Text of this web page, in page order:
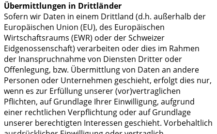
Übermittlungen in Drittländer
Sofern wir Daten in einem Drittland (d.h. außerhalb der
Europäischen Union (EU), des Europäischen
Wirtschaftsraums (EWR) oder der Schweizer
Eidgenossenschaft) verarbeiten oder dies im Rahmen
der Inanspruchnahme von Diensten Dritter oder
Offenlegung, bzw. Übermittlung von Daten an andere
Personen oder Unternehmen geschieht, erfolgt dies nur,
wenn es zur Erfüllung unserer (vor)vertraglichen
Pflichten, auf Grundlage Ihrer Einwilligung, aufgrund
einer rechtlichen Verpflichtung oder auf Grundlage
unserer berechtigten Interessen geschieht. Vorbehaltlich